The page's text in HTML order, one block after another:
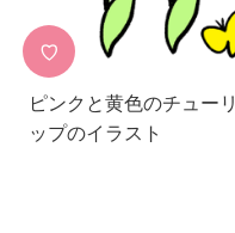
♡
ピンクと黄色のチューリ
ップのイラスト